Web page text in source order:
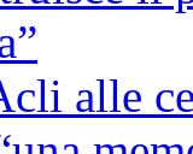
alle